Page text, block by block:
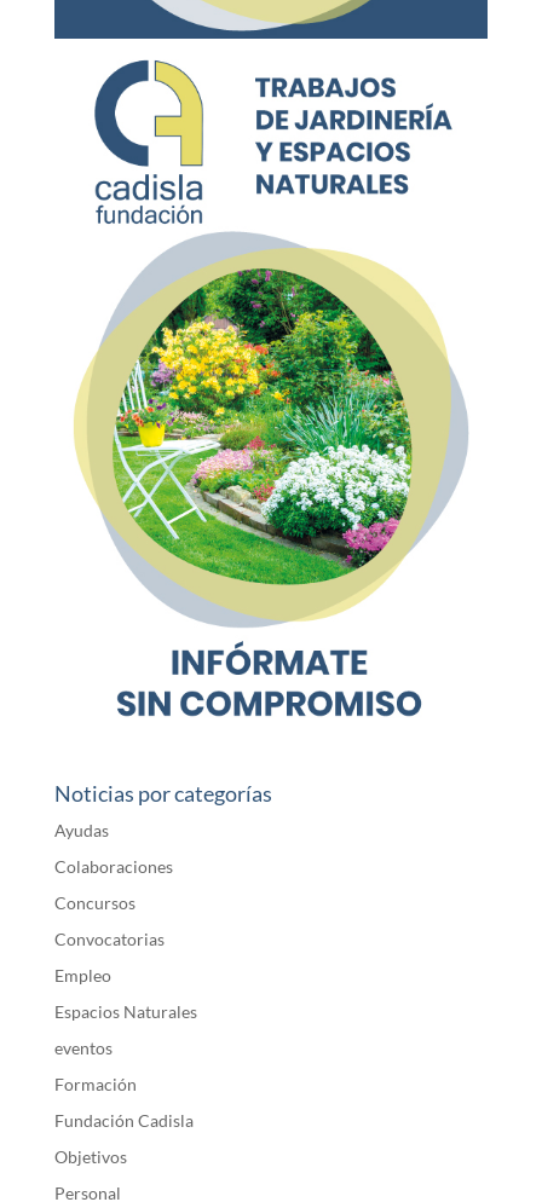
Noticias por categorías
Ayudas
Colaboraciones
Concursos
Convocatorias
Empleo
Espacios Naturales
eventos
Formación
Fundación Cadisla
Objetivos
Personal